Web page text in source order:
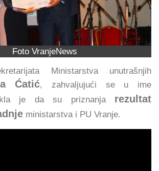
Foto VranjeNews
Ministarstva unutrašnjih
Ćatić, zahvaljujući se u ime
je da su priznanja rezultat
ministarstva i PU Vranje.